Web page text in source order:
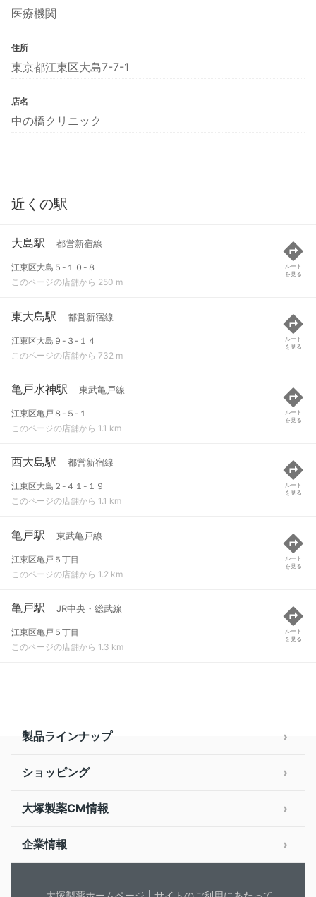
医療機関
住所
東京都江東区大島7-7-1
店名
中の橋クリニック
近くの駅
大島駅 都営新宿線
江東区大島５-１０-８
このページの店舗から 250 m
ルート
を見る
東大島駅 都営新宿線
江東区大島９-３-１４
このページの店舗から 732 m
ルート
を見る
亀戸水神駅 東武亀戸線
江東区亀戸８-５-１
このページの店舗から 1.1 km
ルート
を見る
西大島駅 都営新宿線
江東区大島２-４１-１９
このページの店舗から 1.1 km
ルート
を見る
亀戸駅 東武亀戸線
江東区亀戸５丁目
このページの店舗から 1.2 km
ルート
を見る
亀戸駅 JR中央・総武線
江東区亀戸５丁目
このページの店舗から 1.3 km
ルート
を見る
製品ラインナップ
ショッピング
大塚製薬CM情報
企業情報